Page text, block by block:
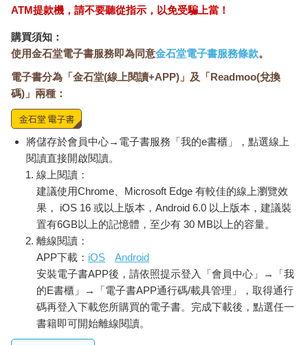
和貓咪娜夢一起生活，不知不覺已過了十年。猶記得十年前的那
中被爪子攻擊。後來，隨著相處的時間愈來愈長，我發現娜夢是
隻非常溫馴的貓，除了偶爾會在凌晨時分突然暴走，然後不小心
踩到躺著休息的貓奴。
經過十年相處，如今我們更加了解彼此。娜夢喜歡被撫摸，但不
怎麼享受被抱的感覺，若是硬要抱牠，牠一定會奮力掙脫逃走。
早晨「喵喵喵」的叫聲，通常是提醒我趕快把飼料裝進碗裡。此
外，娜夢很清楚哪個抽屜放有清潔貓耳朵的工具，只要聽到抽屜
打開的聲音，牠就會默默進入警戒狀態，然後立刻跑去躲起來。
雖然娜夢有時也會拒絕貓奴的撫摸，但牠似乎也很相信我不會傷
害牠。
當然，關於娜夢，我依然有許多無法掌握的部分，牠算是隻話多
的貓，但我經常聽不懂牠想表達什麼。同樣的，我也不知道娜夢
能否理解貓奴的心情，因為我在牠面前嚎啕大哭時，牠看起來依
舊愛理不理，只在自己願意時才向我靠近。
即便如此，透過和娜夢的相處我才明白：光是陪伴在身邊，就足
以成為一種安慰與力量。雙方沒有交談、沒有接觸，僅僅是待在
自己的位子上，就能帶來心靈的慰藉。世界上，確實有這樣的溫
暖存在。
ATM提款機，請不要聽從指示，以免受騙上當！
購買須知：
使用金石堂電子書服務即為同意金石堂電子書服務條款。
電子書分為「金石堂(線上閱讀+APP)」及「Readmoo(兌換
碼)」兩種：
將儲存於會員中心→電子書服務「我的e書櫃」，點選線上
閱讀直接開啟閱讀。
線上閱讀：
建議使用Chrome、Microsoft Edge 有較佳的線上瀏覽效
果， iOS 16 或以上版本，Android 6.0 以上版本，建議裝
置有6GB以上的記憶體，至少有 30 MB以上的容量。
離線閱讀：
APP下載： iOS
Android
安裝電子書APP後，請依照提示登入「會員中心」→「我
的E書櫃」→「電子書APP通行碼/載具管理」，取得通行
碼再登入下載您所購買的電子書。完成下載後，點選任一
書籍即可開始離線閱讀。